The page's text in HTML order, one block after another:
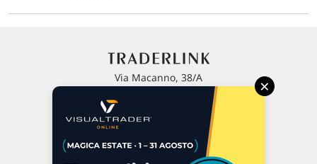
Via Macanno, 38/A
P.IVA 02 452 460 401
Chi siamo
×